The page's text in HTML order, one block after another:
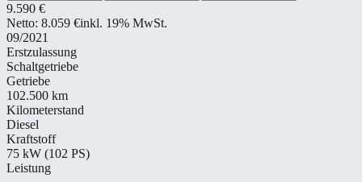
9.590 €
Netto: 8.059 €inkl. 19% MwSt.
09/2021
Erstzulassung
Schaltgetriebe
Getriebe
102.500 km
Kilometerstand
Diesel
Kraftstoff
75 kW (102 PS)
Leistung